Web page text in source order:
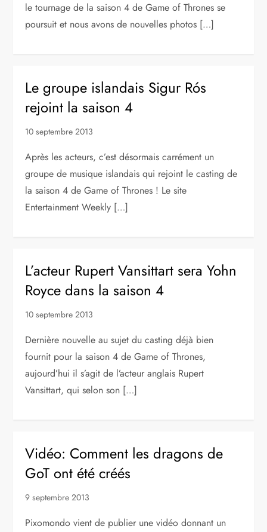
le tournage de la saison 4 de Game of Thrones se
poursuit et nous avons de nouvelles photos […]
Le groupe islandais Sigur Rós
rejoint la saison 4
10 septembre 2013
Après les acteurs, c’est désormais carrément un
groupe de musique islandais qui rejoint le casting de
la saison 4 de Game of Thrones ! Le site
Entertainment Weekly […]
L’acteur Rupert Vansittart sera Yohn
Royce dans la saison 4
10 septembre 2013
Dernière nouvelle au sujet du casting déjà bien
fournit pour la saison 4 de Game of Thrones,
aujourd’hui il s’agit de l’acteur anglais Rupert
Vansittart, qui selon son […]
Vidéo: Comment les dragons de
GoT ont été créés
9 septembre 2013
Pixomondo vient de publier une vidéo donnant un